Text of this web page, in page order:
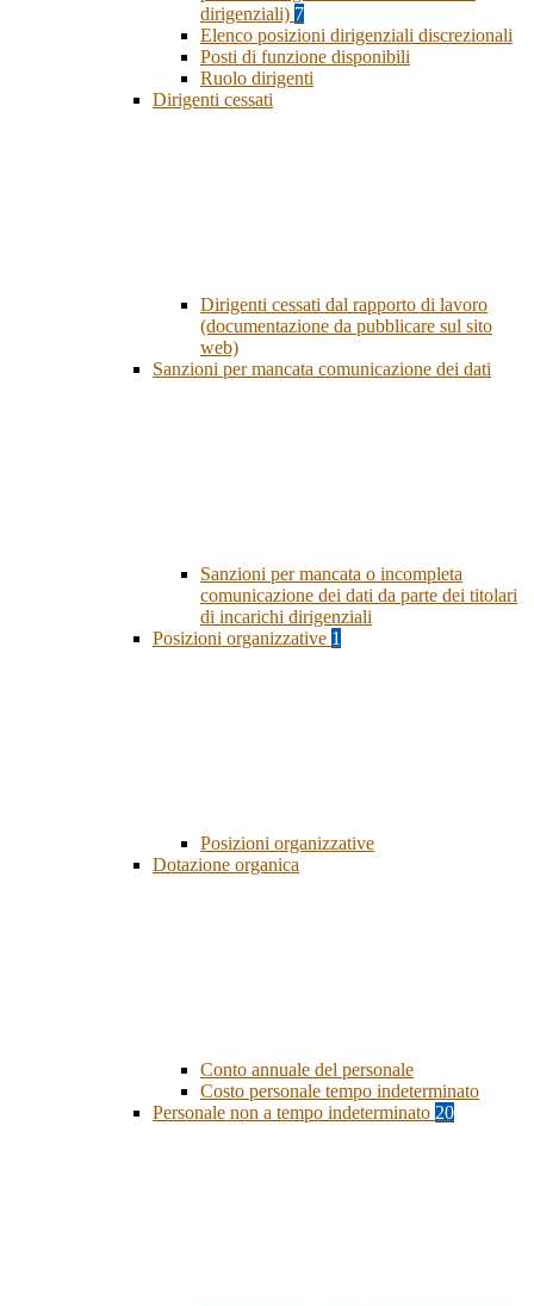
dirigenziali) 7
Elenco posizioni dirigenziali discrezionali
Posti di funzione disponibili
Ruolo dirigenti
Dirigenti cessati
Dirigenti cessati dal rapporto di lavoro
(documentazione da pubblicare sul sito
web)
Sanzioni per mancata comunicazione dei dati
Sanzioni per mancata o incompleta
comunicazione dei dati da parte dei titolari
di incarichi dirigenziali
Posizioni organizzative 1
Posizioni organizzative
Dotazione organica
Conto annuale del personale
Costo personale tempo indeterminato
Personale non a tempo indeterminato 20